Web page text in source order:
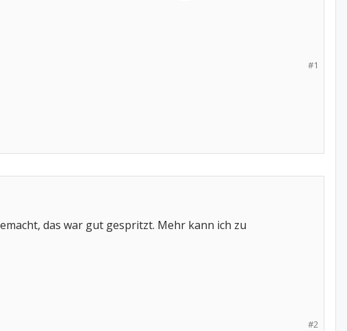
#1
das war gut gespritzt. Mehr kann ich zu
#2